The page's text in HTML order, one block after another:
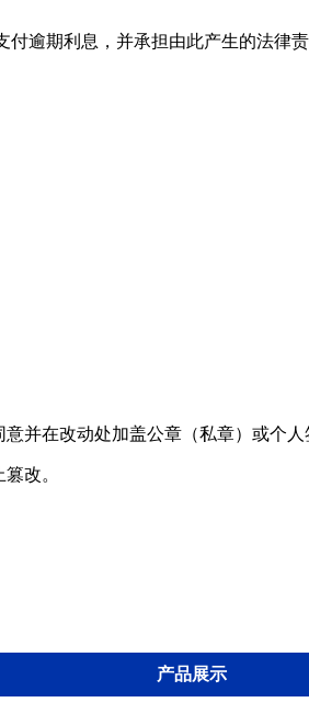
逾期利息，并承担由此产生的法律责
并在改动处加盖公章（私章）或个人
改。
产品展示